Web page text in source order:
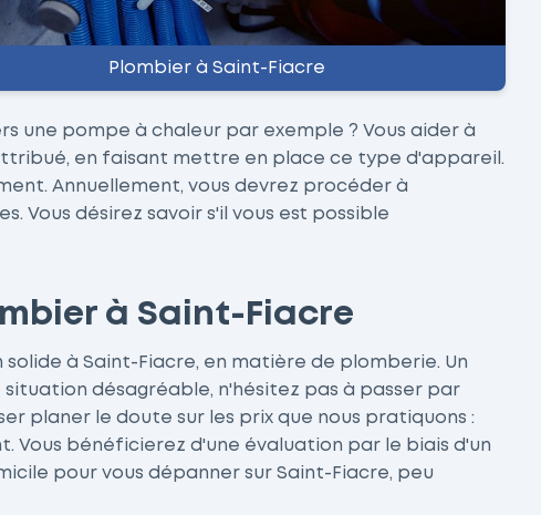
Plombier à Saint-Fiacre
une pompe à chaleur par exemple ? Vous aider à
en faisant mettre en place ce type d'appareil.
Annuellement, vous devrez procéder à
Vous désirez savoir s'il vous est possible
à Saint-Fiacre
à Saint-Fiacre, en matière de plomberie. Un
désagréable, n'hésitez pas à passer par
planer le doute sur les prix que nous pratiquons :
Vous bénéficierez d'une évaluation par le biais d'un
pour vous dépanner sur Saint-Fiacre, peu